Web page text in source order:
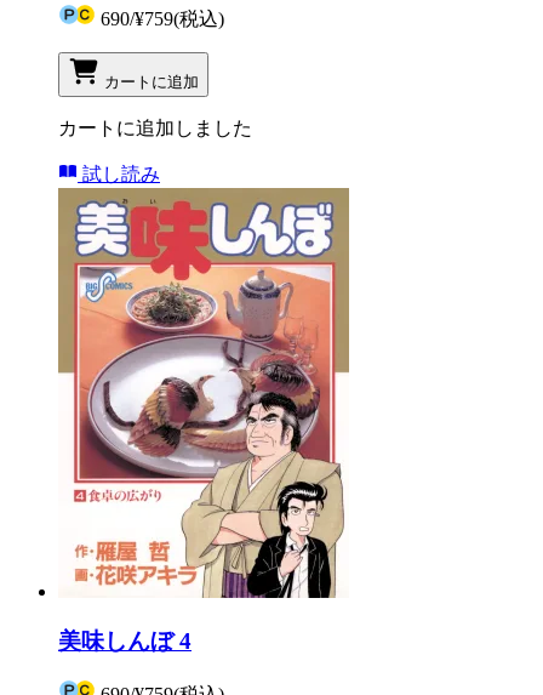
690/¥759(税込)
カートに追加
カートに追加しました
試し読み
美味しんぼ 4